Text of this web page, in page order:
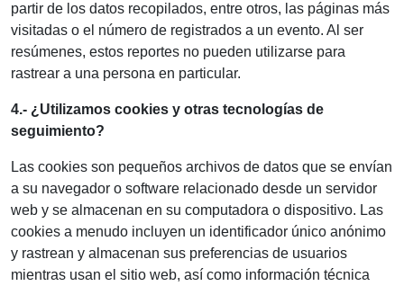
partir de los datos recopilados, entre otros, las páginas más
visitadas o el número de registrados a un evento. Al ser
resúmenes, estos reportes no pueden utilizarse para
rastrear a una persona en particular.
4.- ¿Utilizamos cookies y otras tecnologías de
seguimiento?
Las cookies son pequeños archivos de datos que se envían
a su navegador o software relacionado desde un servidor
web y se almacenan en su computadora o dispositivo. Las
cookies a menudo incluyen un identificador único anónimo
y rastrean y almacenan sus preferencias de usuarios
mientras usan el sitio web, así como información técnica